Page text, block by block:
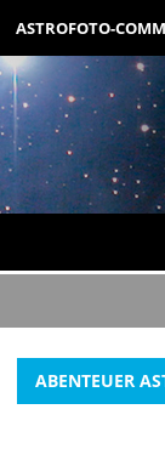
ASTROFOTO-
ABENTEUER